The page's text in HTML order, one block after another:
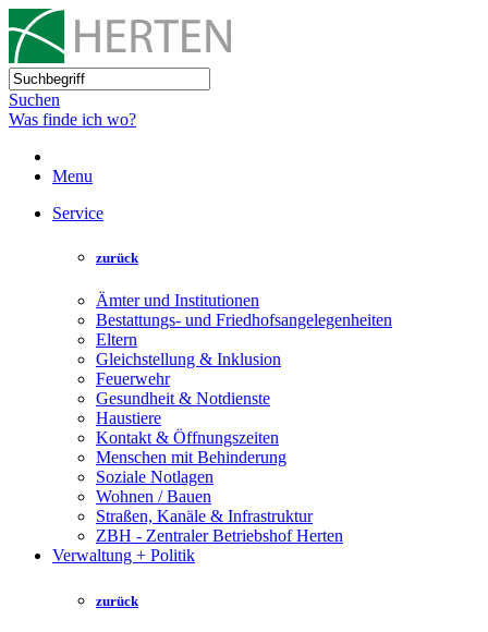
Suchen
Was finde ich wo?
Menu
Service
zurück
Ämter und Institutionen
Bestattungs- und Friedhofsangelegenheiten
Eltern
Gleichstellung & Inklusion
Feuerwehr
Gesundheit & Notdienste
Haustiere
Kontakt & Öffnungszeiten
Menschen mit Behinderung
Soziale Notlagen
Wohnen / Bauen
Straßen, Kanäle & Infrastruktur
ZBH - Zentraler Betriebshof Herten
Verwaltung + Politik
zurück